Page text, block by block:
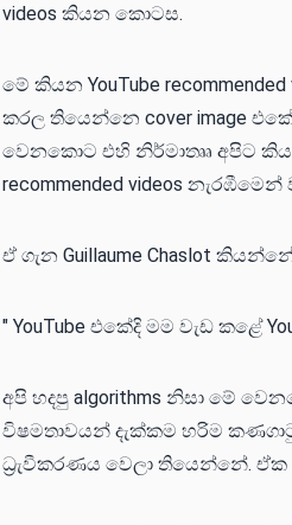
videos කියන කොටස.
මේ කියන YouTube
කරල තියෙන්නෙ cover image
වෙනකොට එහි නිර්මාතෲ අපිට
recommended videos
ඒ ගැන Guillaume Chaslot
" YouTube එකේදි මම වැඩ කළේ
අපි හදපු algorithms නිසා මේ
විෂමතාවයන් දැක්කම හරිම
ධ්‍රැවීකරණය වෙලා තියෙන්නේ.